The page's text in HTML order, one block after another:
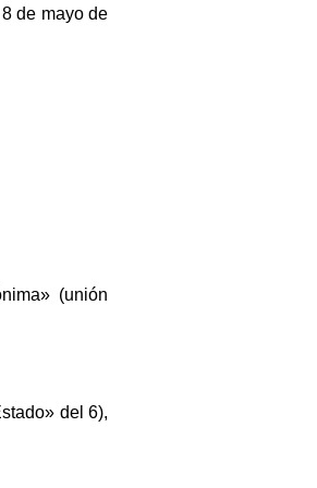
de mayo de
(unión
del 6),